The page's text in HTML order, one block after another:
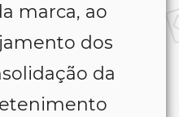
marca, ao
dos
da